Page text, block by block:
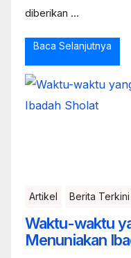
diberikan ...
Baca Selanjutnya
Artikel Berita Terkini
Waktu-waktu
Menuniakan